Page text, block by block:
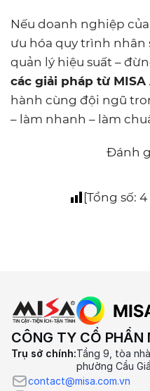
Nếu doanh nghiệp
ưu hóa quy trình nhân
quản lý hiệu suất –
các giải pháp từ MISA
hành cùng đội ngũ
– làm nhanh – làm
Đánh
[Tổng số: 4
CÔNG TY CỔ PHẦN
Trụ sở chính:Tầng 9, tòa
phường Cầu
contact@misa.com.vn